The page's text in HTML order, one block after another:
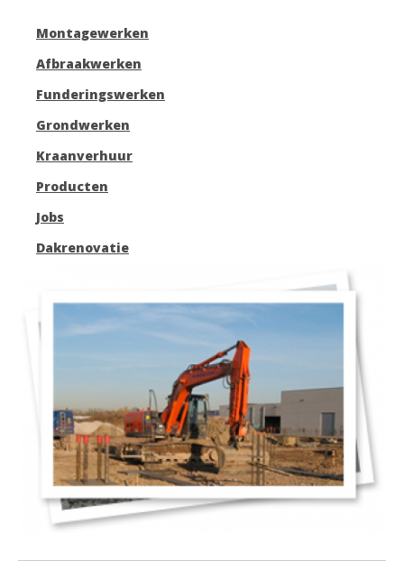
Montagewerken
Afbraakwerken
Funderingswerken
Grondwerken
Kraanverhuur
Producten
Jobs
Dakrenovatie